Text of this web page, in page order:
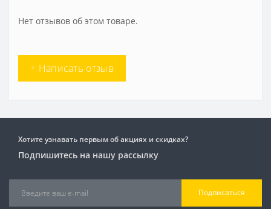
Нет отзывов об этом товаре.
+ Написать отзыв
Хотите узнавать первым об акциях и скидках?
Подпишитесь на нашу рассылку
Подписаться